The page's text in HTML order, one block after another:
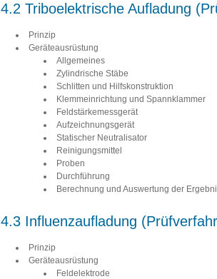
4.2 Triboelektrische Aufladung
Prinzip
Geräteausrüstung
Allgemeines
Zylindrische Stäbe
Schlitten und Hilfskonstruktion
Klemmeinrichtung und Spannklammer
Feldstärkemessgerät
Aufzeichnungsgerät
Statischer Neutralisator
Reinigungsmittel
Proben
Durchführung
Berechnung und Auswertung der
4.3 Influenzaufladung
Prinzip
Geräteausrüstung
Feldelektrode